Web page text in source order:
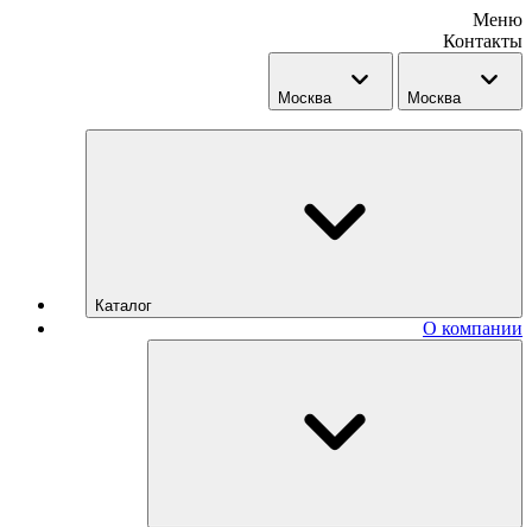
Меню
Контакты
Москва Москва
Каталог
О компании